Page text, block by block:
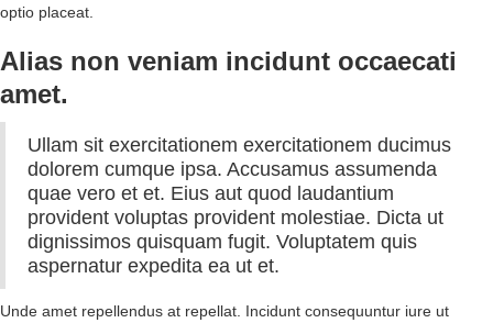
optio placeat.
Alias non veniam incidunt occaecati
amet.
Ullam sit exercitationem exercitationem ducimus
dolorem cumque ipsa. Accusamus assumenda
quae vero et et. Eius aut quod laudantium
provident voluptas provident molestiae. Dicta ut
dignissimos quisquam fugit. Voluptatem quis
aspernatur expedita ea ut et.
Unde amet repellendus at repellat. Incidunt consequuntur iure ut